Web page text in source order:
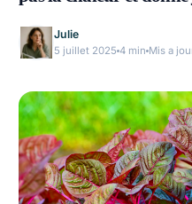
Julie
5 juillet 2025 4 min Mis a